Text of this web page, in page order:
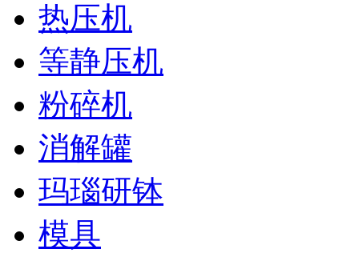
热压机
等静压机
粉碎机
消解罐
玛瑙研钵
模具